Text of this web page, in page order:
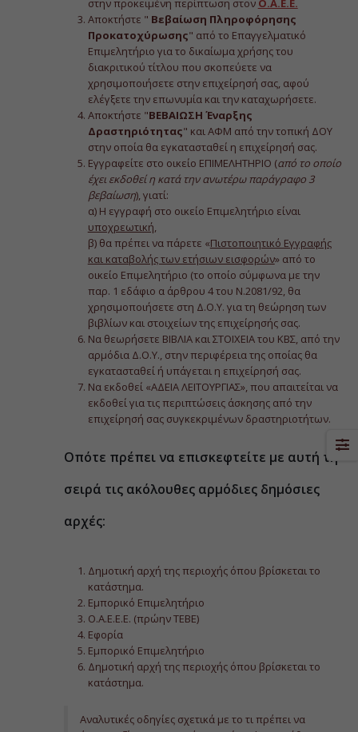
στην προκειμένη περίπτωση στον Ο.Α.Ε.Ε.
Αποκτήστε " Βεβαίωση Πληροφόρησης
Προκατοχύρωσης" από το Επαγγελματικό
Επιμελητήριο για το δικαίωμα χρήσης του
διακριτικού τίτλου που σκοπεύετε να
χρησιμοποιήσετε στην επιχείρησή σας, αφού
ελέγξετε την επωνυμία και την καταχωρήσετε.
Αποκτήστε "ΒΕΒΑΙΩΣΗ Έναρξης
Δραστηριότητας" και ΑΦΜ από την τοπική ΔΟΥ
στην οποία θα εγκατασταθεί η επιχείρησή σας.
Εγγραφείτε στο οικείο ΕΠΙΜΕΛΗΤΗΡΙΟ (από το οποίο
έχει εκδοθεί η κατά την ανωτέρω παράγραφο 3
βεβαίωση), γιατί:
α) Η εγγραφή στο οικείο Επιμελητήριο είναι
υποχρεωτική,
β) θα πρέπει να πάρετε «Πιστοποιητικό Εγγραφής
και καταβολής των ετήσιων εισφορών» από το
οικείο Επιμελητήριο (το οποίο σύμφωνα με την
παρ. 1 εδάφιο α άρθρου 4 του Ν.2081/92, θα
χρησιμοποιήσετε στη Δ.Ο.Υ. για τη θεώρηση των
βιβλίων και στοιχείων της επιχείρησής σας.
Να θεωρήσετε ΒΙΒΛΙΑ και ΣΤΟΙΧΕΙΑ του ΚΒΣ, από την
αρμόδια Δ.Ο.Υ., στην περιφέρεια της οποίας θα
εγκατασταθεί ή υπάγεται η επιχείρησή σας.
Να εκδοθεί «ΑΔΕΙΑ ΛΕΙΤΟΥΡΓΙΑΣ», που απαιτείται να
εκδοθεί για τις περιπτώσεις άσκησης από την
επιχείρησή σας συγκεκριμένων δραστηριοτήτων.
Οπότε πρέπει να επισκεφτείτε με αυτή τη
σειρά τις ακόλουθες αρμόδιες δημόσιες
αρχές:
Δημοτική αρχή της περιοχής όπου βρίσκεται το
κατάστημα.
Εμπορικό Επιμελητήριο
Ο.Α.Ε.Ε.Ε. (πρώην ΤΕΒΕ)
Εφορία
Εμπορικό Επιμελητήριο
Δημοτική αρχή της περιοχής όπου βρίσκεται το
κατάστημα.
Αναλυτικές οδηγίες σχετικά με το τι πρέπει να